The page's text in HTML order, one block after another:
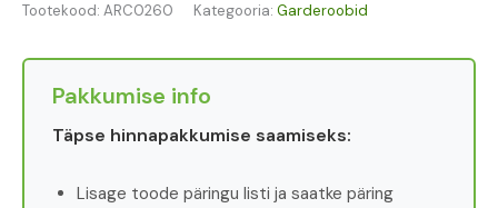
Tootekood: ARC0260 Kategooria: Garderoobid
Pakkumise info
Täpse hinnapakkumise saamiseks:
Lisage toode päringu listi ja saatke päring